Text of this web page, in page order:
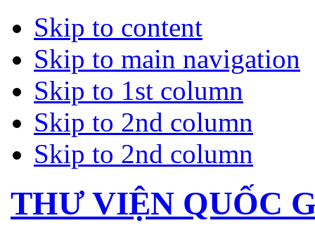
Skip to content
Skip to main navigation
Skip to 1st column
Skip to 2nd column
Skip to 2nd column
THƯ VIỆN QUỐC